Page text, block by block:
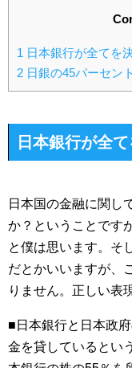
1 日本銀行が全てを
2 日銀の45パーセン
日本銀行が全
日本国の金融に関し
か？ということです
と僕は思います。そ
だとかいいますが、
りません。正しい表
■日本銀行と日本政
金を貸しているとい